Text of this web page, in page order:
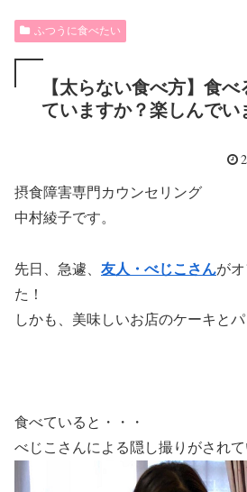
ふつうに食べたい
【太らない食べ方】食
ていますか？楽しんでい
摂食障害専門カウンセリング
中村綾子です。
先日、急遽、 友人・べじこさんが
た！
しかも、美味しいお店のケーキと
食べていると・・・
べじこさんによる隠し撮りがされて